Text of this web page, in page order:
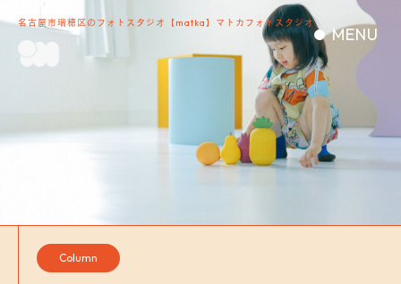
MENU
名古屋市瑞穂区のフォトスタジオ【matka】マトカフォトスタジオ
Column